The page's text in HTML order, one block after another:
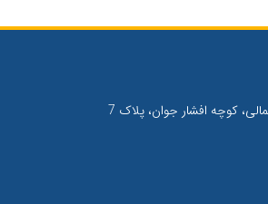
کوچه افشار جوان، پلاک 7